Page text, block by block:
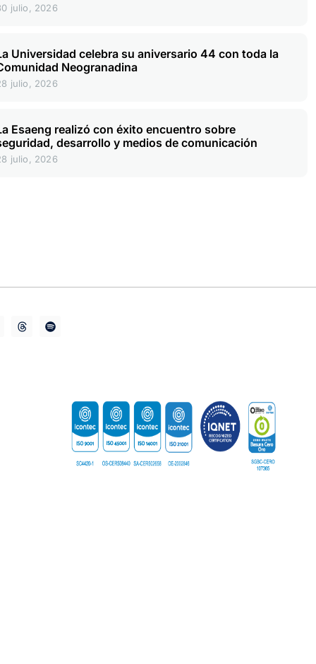
julio, 2026
Universidad celebra su aniversario 44 con toda la
Neogranadina
julio, 2026
Esaeng realizó con éxito encuentro sobre
desarrollo y medios de comunicación
julio, 2026